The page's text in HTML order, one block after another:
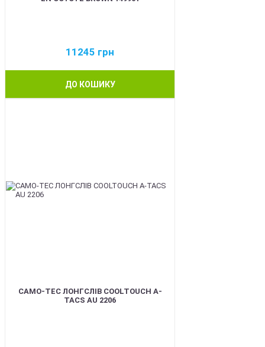
11245 грн
ДО КОШИКУ
CAMO-TEC ЛОНГСЛІВ COOLTOUCH A-
TACS AU 2206